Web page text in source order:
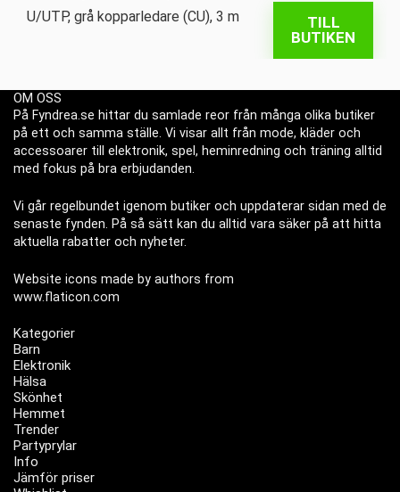
TILL
BUTIKEN
OM OSS
På Fyndrea.se hittar du samlade reor från många olika butiker
på ett och samma ställe. Vi visar allt från mode, kläder och
accessoarer till elektronik, spel, heminredning och träning alltid
med fokus på bra erbjudanden.
Vi går regelbundet igenom butiker och uppdaterar sidan med de
senaste fynden. På så sätt kan du alltid vara säker på att hitta
aktuella rabatter och nyheter.
Website icons made by authors from
www.flaticon.com
Kategorier
Barn
Elektronik
Hälsa
Skönhet
Hemmet
Trender
Partyprylar
Info
Jämför priser